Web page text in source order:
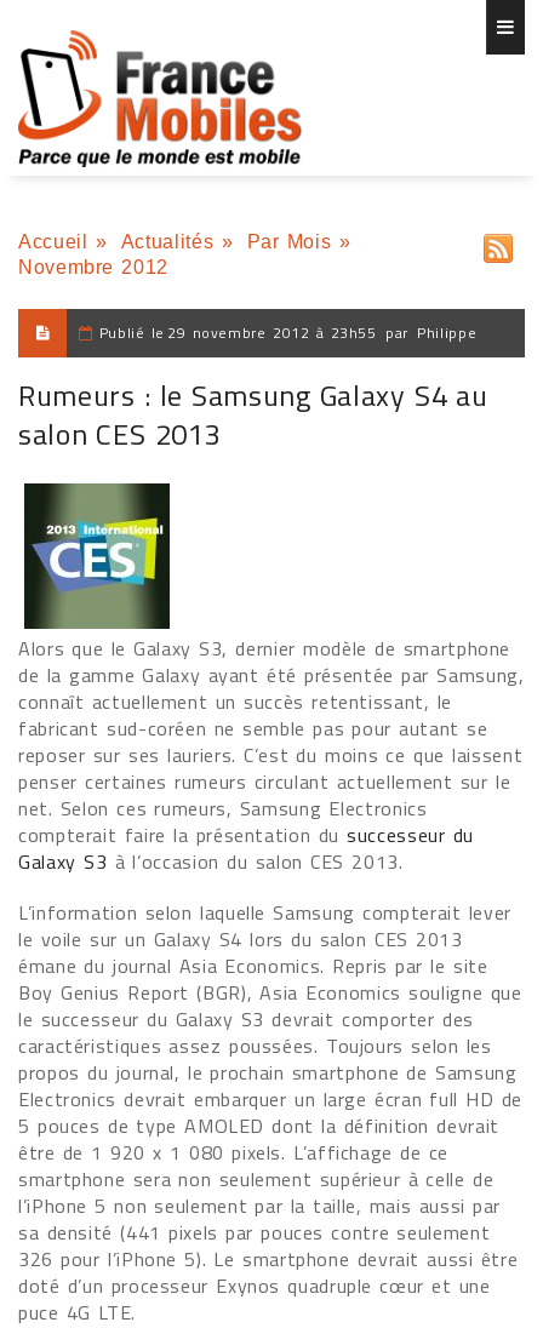
Accueil » Actualités » Par Mois »
Novembre 2012
Publié le 29 novembre 2012 à 23h55 par Philippe
Rumeurs : le Samsung Galaxy S4 au
salon CES 2013
Alors que le Galaxy S3, dernier modèle de smartphone
de la gamme Galaxy ayant été présentée par Samsung,
connaît actuellement un succès retentissant, le
fabricant sud-coréen ne semble pas pour autant se
reposer sur ses lauriers. C’est du moins ce que laissent
penser certaines rumeurs circulant actuellement sur le
net. Selon ces rumeurs, Samsung Electronics
compterait faire la présentation dusuccesseur du
Galaxy S3 à l’occasion du salon CES 2013.
L’information selon laquelle Samsung compterait lever
le voile sur un Galaxy S4 lors du salon CES 2013
émane du journal Asia Economics. Repris par le site
Boy Genius Report (BGR), Asia Economics souligne que
le successeur du Galaxy S3 devrait comporter des
caractéristiques assez poussées. Toujours selon les
propos du journal, le prochain smartphone de Samsung
Electronics devrait embarquer un large écran full HD de
5 pouces de type AMOLED dont la définition devrait
être de 1 920 x 1 080 pixels. L’affichage de ce
smartphone sera non seulement supérieur à celle de
l’iPhone 5 non seulement par la taille, mais aussi par
sa densité (441 pixels par pouces contre seulement
326 pour l’iPhone 5). Le smartphone devrait aussi être
doté d’un processeur Exynos quadruple cœur et une
puce 4G LTE.